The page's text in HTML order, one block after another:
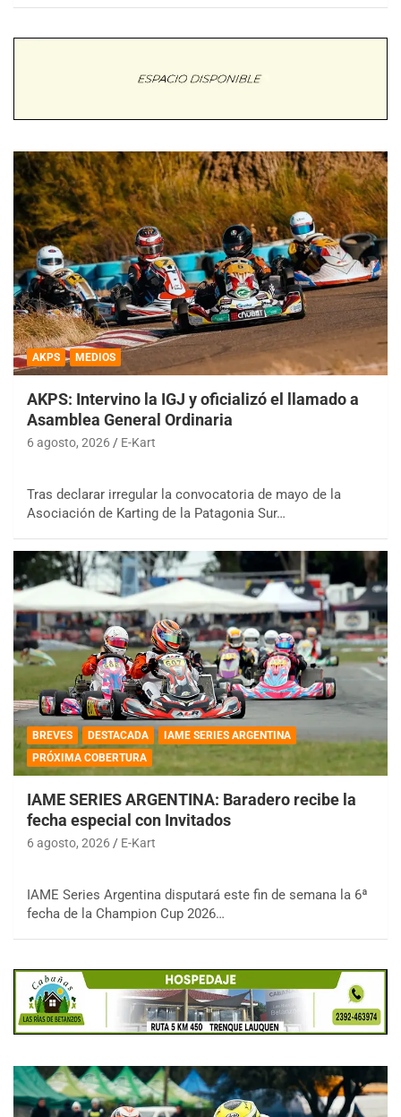
AKPS MEDIOS
AKPS: Intervino la IGJ y oficializó el llamado a
Asamblea General Ordinaria
6 agosto, 2026 E-Kart
Tras declarar irregular la convocatoria de mayo de la
Asociación de Karting de la Patagonia Sur…
BREVES DESTACADA
IAME SERIES ARGENTINA
PRÓXIMA COBERTURA
IAME SERIES ARGENTINA: Baradero recibe la
fecha especial con Invitados
6 agosto, 2026 E-Kart
IAME Series Argentina disputará este fin de semana la 6ª
fecha de la Champion Cup 2026…